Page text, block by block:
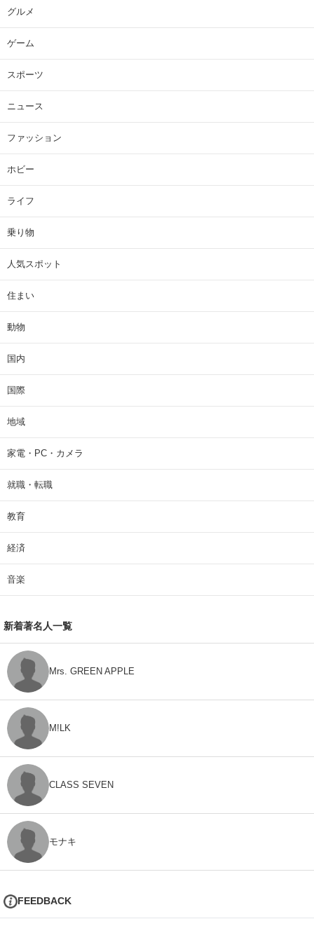
グルメ
ゲーム
スポーツ
ニュース
ファッション
ホビー
ライフ
乗り物
人気スポット
住まい
動物
国内
国際
地域
家電・PC・カメラ
就職・転職
教育
経済
音楽
新着著名人一覧
Mrs. GREEN APPLE
M!LK
CLASS SEVEN
モナキ
FEEDBACK